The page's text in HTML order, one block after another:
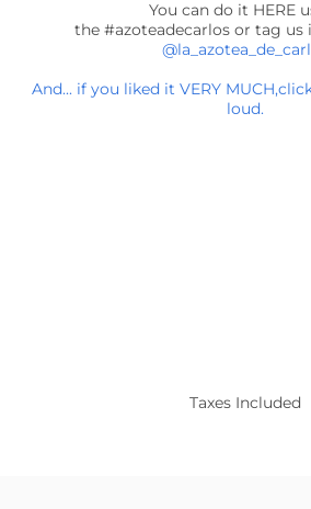
You can do it HERE
the #azoteadecarlos or tag us
And... if you liked it VERY
loud.
Taxes Included